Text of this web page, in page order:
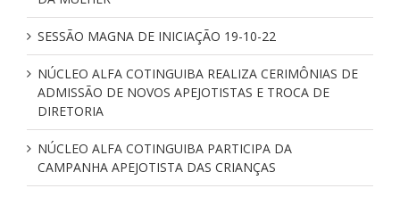
SESSÃO MAGNA DE INICIAÇÃO 19-10-22
NÚCLEO ALFA COTINGUIBA REALIZA CERIMÔNIAS DE
ADMISSÃO DE NOVOS APEJOTISTAS E TROCA DE
DIRETORIA
NÚCLEO ALFA COTINGUIBA PARTICIPA DA
CAMPANHA APEJOTISTA DAS CRIANÇAS